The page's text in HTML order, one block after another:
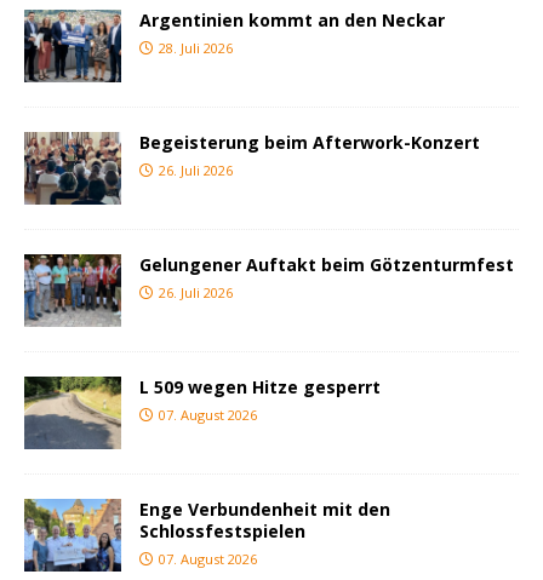
Argentinien kommt an den Neckar
28. Juli 2026
Begeisterung beim Afterwork-Konzert
26. Juli 2026
Gelungener Auftakt beim Götzenturmfest
26. Juli 2026
L 509 wegen Hitze gesperrt
07. August 2026
Enge Verbundenheit mit den
Schlossfestspielen
07. August 2026